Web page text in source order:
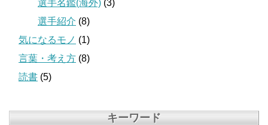
選手名鑑(海外) (3)
選手紹介 (8)
気になるモノ (1)
言葉・考え方 (8)
読書 (5)
キーワード